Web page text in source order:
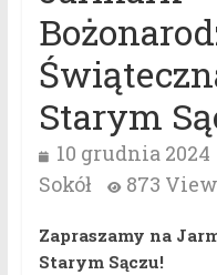
Starym
10 grudnia 2024
Sokół
873
Zapraszamy na
Starym Sączu!